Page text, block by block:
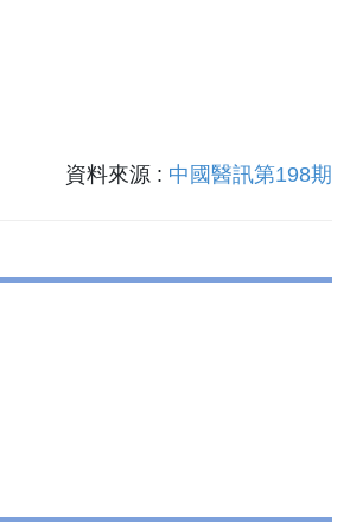
資料來源 : 中國醫訊第198期